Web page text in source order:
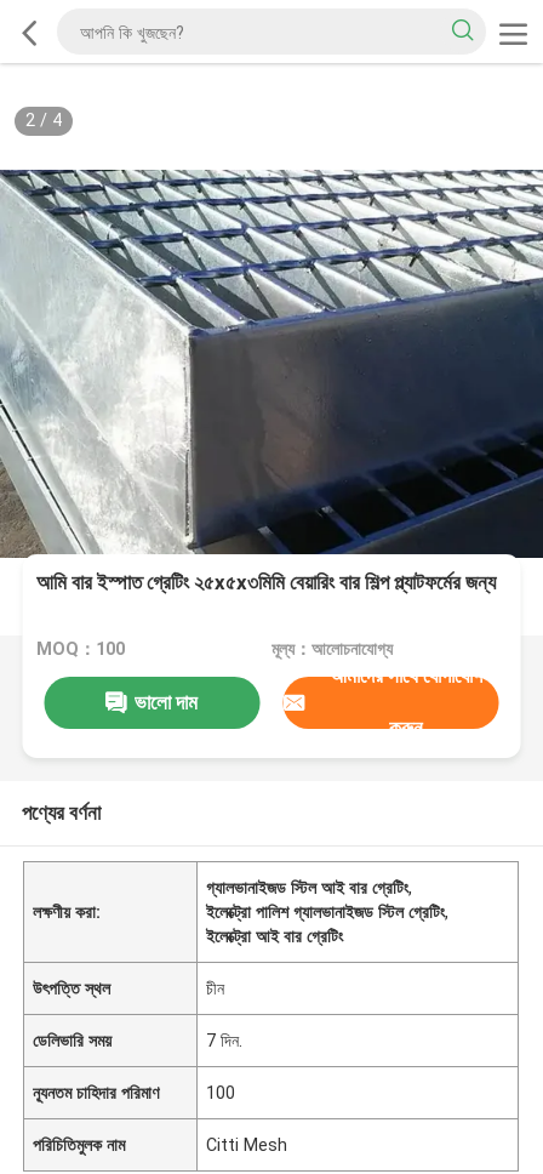
2/ 4
আমি বার ইস্পাত গ্রেটিং ২৫x৫x৩মিমি বেয়ারিং বার শিল্প প্ল্যাটফর্মের জন্য
MOQ：100 মূল্য：আলোচনাযোগ্য
ভালো দাম
আমাদের সাথে যোগাযোগ
করুন
পণ্যের বর্ণনা
লক্ষণীয় করা:
গ্যালভানাইজড স্টিল আই বার গ্রেটিং,
ইলেক্ট্রো পালিশ গ্যালভানাইজড স্টিল গ্রেটিং,
ইলেক্ট্রো আই বার গ্রেটিং
উৎপত্তি স্থল চীন
ডেলিভারি সময় 7 দিন.
ন্যূনতম চাহিদার পরিমাণ 100
পরিচিতিমুলক নাম Citti Mesh